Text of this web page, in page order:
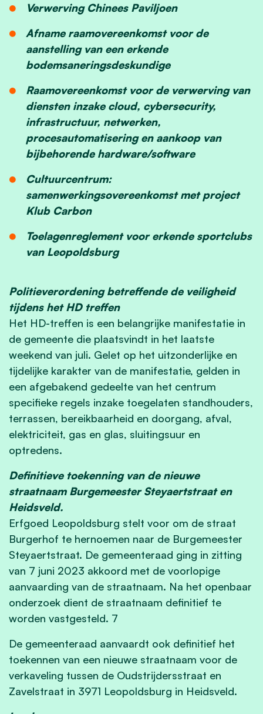
Verwerving Chinees Paviljoen
Afname raamovereenkomst voor de
aanstelling van een erkende
bodemsaneringsdeskundige
Raamovereenkomst voor de verwerving van
diensten inzake cloud, cybersecurity,
infrastructuur, netwerken,
procesautomatisering en aankoop van
bijbehorende hardware/software
Cultuurcentrum:
samenwerkingsovereenkomst met project
Klub Carbon
Toelagenreglement voor erkende sportclubs
van Leopoldsburg
Politieverordening betreffende de veiligheid
tijdens het HD treffen
Het HD-treffen is een belangrijke manifestatie in
de gemeente die plaatsvindt in het laatste
weekend van juli. Gelet op het uitzonderlijke en
tijdelijke karakter van de manifestatie, gelden in
een afgebakend gedeelte van het centrum
specifieke regels inzake toegelaten standhouders,
terrassen, bereikbaarheid en doorgang, afval,
elektriciteit, gas en glas, sluitingsuur en
optredens.
Definitieve toekenning van de nieuwe
straatnaam Burgemeester Steyaertstraat en
Heidsveld.
Erfgoed Leopoldsburg stelt voor om de straat
Burgerhof te hernoemen naar de Burgemeester
Steyaertstraat. De gemeenteraad ging in zitting
van 7 juni 2023 akkoord met de voorlopige
aanvaarding van de straatnaam. Na het openbaar
onderzoek dient de straatnaam definitief te
worden vastgesteld. 7
De gemeenteraad aanvaardt ook definitief het
toekennen van een nieuwe straatnaam voor de
verkaveling tussen de Oudstrijdersstraat en
Zavelstraat in 3971 Leopoldsburg in Heidsveld.